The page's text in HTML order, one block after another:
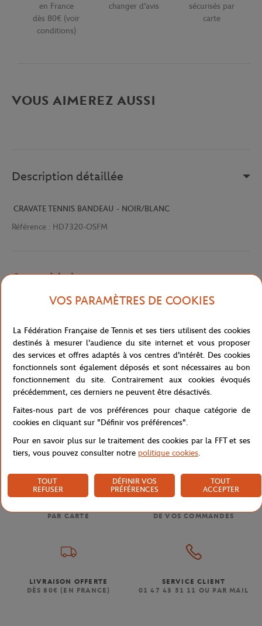
en France
dès 80€ (voir
conditions)
changer d'avis
sécurisés par
carte
VOUS AIMEREZ AUSSI
Description détaillée
CRAVATE TENNIS BANDEAU - NOIR/BLANC
Référence : HD7320-OSFM
Caractéristiques
Livraison et retours
Accueil Boutique Concession CRAVATE TENNIS BANDEAU
PAR CARTE
DE VOS COMMANDES
LIVRAISON OFFERTE
DÈS 80€ (EN FRANCE)
SERVICE CLIENT
01 47 43 51 11 OU PAR MAIL
VOS PARAMÈTRES DE COOKIES
La Fédération Française de Tennis et ses tiers utilisent des cookies
destinés à mesurer l'audience du site internet et vous proposer
des services et offres adaptés à vos centres d'intérêt. Des cookies
fonctionnels sont également déposés et sont nécessaires au bon
fonctionnement du site. Contrairement aux cookies évoqués
précédemment, ces derniers ne peuvent être désactivés.
Faites-nous part de vos préférences pour chaque catégorie de
cookies en cliquant sur "Définir vos préférences".
Pour en savoir plus sur le traitement des cookies par la FFT et ses
tiers, vous pouvez consulter notre politique cookies.
TOUT
REFUSER
DÉFINIR VOS
PRÉFÉRENCES
TOUT
ACCEPTER